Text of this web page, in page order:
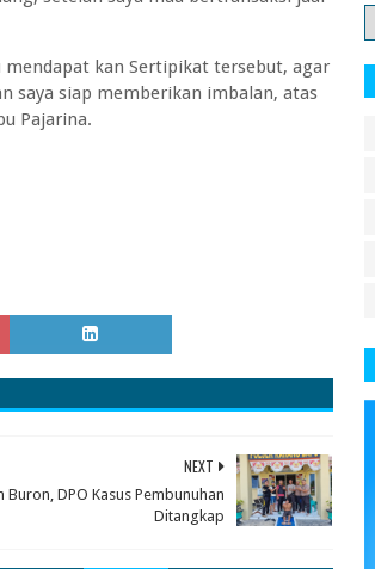
mendapat kan Sertipikat tersebut, agar
saya siap memberikan imbalan, atas
Pajarina.
NEXT
Buron, DPO Kasus Pembunuhan
Ditangkap